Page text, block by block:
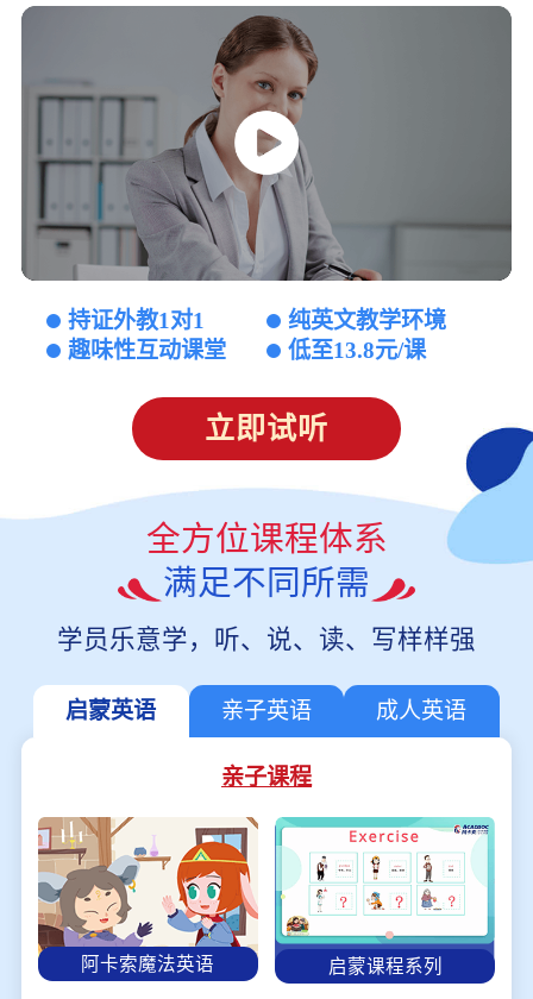
持证外教1对1
纯英文教学环境
趣味性互动课堂
低至13.8元/课
立即试听
全方位课程体系
满足不同所需
学员乐意学，听、说、读、写样样强
启蒙英语 亲子英语 成人英语
亲子课程
阿卡索魔法英语 启蒙课程系列